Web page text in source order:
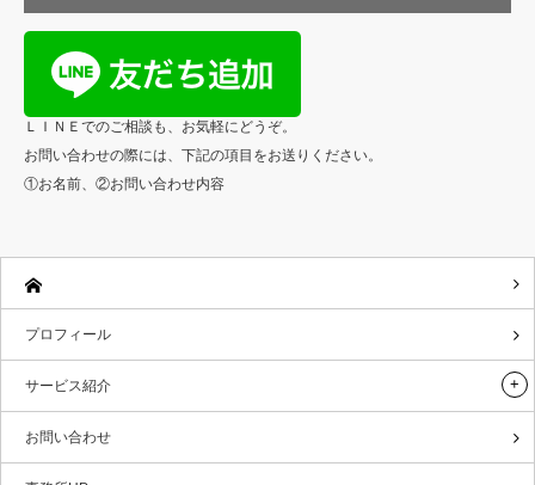
ＬＩＮＥでのご相談も、お気軽にどうぞ。
お問い合わせの際には、下記の項目をお送りください。
①お名前、②お問い合わせ内容
プロフィール
サービス紹介
お問い合わせ